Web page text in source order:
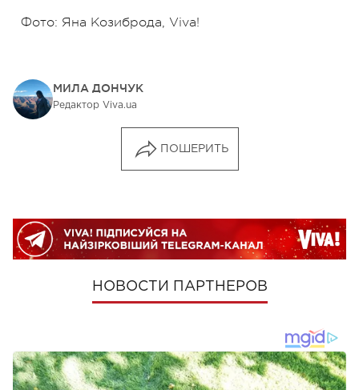
Фото: Яна Козиброда, Viva!
МИЛА ДОНЧУК
Редактор Viva.ua
ПОШЕРИТЬ
НОВОСТИ ПАРТНЕРОВ